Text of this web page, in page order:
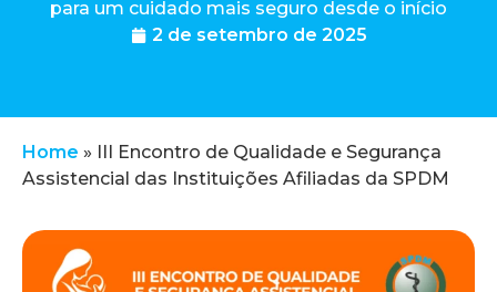
para um cuidado mais seguro desde o início
2 de setembro de 2025
Home » III Encontro de Qualidade e Segurança
Assistencial das Instituições Afiliadas da SPDM